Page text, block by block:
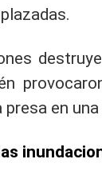
presa en